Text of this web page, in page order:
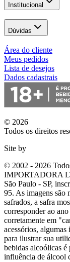
Institucional
Dúvidas
Área do cliente
Meus pedidos
Lista de desejos
Dados cadastrais
© 2026
Todos os direitos
Site by
© 2002 - 2026
IMPORTADORA
São Paulo - SP,
95. As imagens são
safrados, a safra
corresponder ao
corretamente em
acessórios, algumas
para ilustrar sua
bebidas alcoólicas
influência de álcool